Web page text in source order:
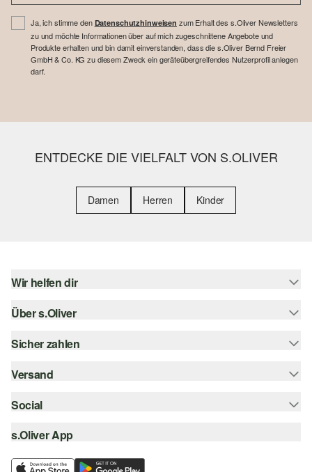
Ja, ich stimme den Datenschutzhinweisen zum Erhalt des s.Oliver Newsletters
zu und möchte Informationen über auf mich zugeschnittene Angebote und
Produkte erhalten und bin damit einverstanden, dass die s.Oliver Bernd Freier
GmbH & Co. KG zu diesem Zweck ein geräteübergreifendes Nutzerprofil anlegen
darf.
ENTDECKE DIE VIELFALT VON S.OLIVER
Damen Herren Kinder
Wir helfen dir
Hilfe & FAQ
Größenberatung
Über s.Oliver
Newsletter
s.Oliver Card
Career
Wunschliste
Sicher zahlen
Rechnung
Kreditkarte
Versand
Sendungsverfolgung
Post AT
Social
instagram
facebook
s.Oliver App